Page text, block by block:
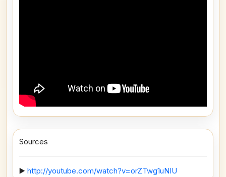
Sources
▶️ http://youtube.com/watch?v=orZTwg1uNIU